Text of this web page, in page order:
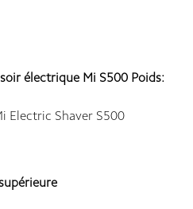
électrique Mi S500 Poids:
Electric Shaver S500